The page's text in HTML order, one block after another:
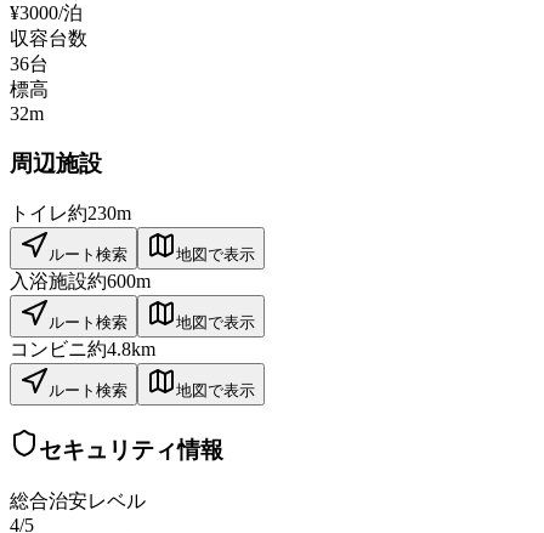
¥3000/泊
収容台数
36台
標高
32m
周辺施設
トイレ約230m
ルート検索 地図で表示
入浴施設約600m
ルート検索 地図で表示
コンビニ約4.8km
ルート検索 地図で表示
セキュリティ情報
総合治安レベル
4/5